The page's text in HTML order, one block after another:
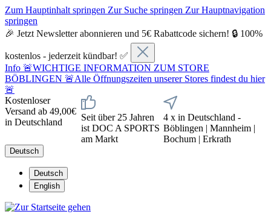
Zum Hauptinhalt springen Zur Suche springen Zur Hauptnavigation
springen
🎉 Jetzt Newsletter abonnieren und 5€ Rabattcode sichern! 🔒 100%
kostenlos - jederzeit kündbar! ✅
Info 🚨WICHTIGE INFORMATION ZUM STORE
BÖBLINGEN 🚨Alle Öffnungszeiten unserer Stores findest du hier
🚨
Kostenloser
Versand ab 49,00€
in Deutschland
Seit über 25 Jahren
ist DOC A SPORTS
am Markt
4 x in Deutschland -
Böblingen | Mannheim |
Bochum | Erkrath
Deutsch
Deutsch
English